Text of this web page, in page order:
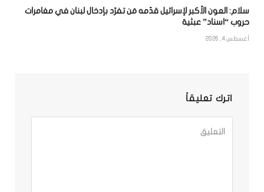
سلام: العون الأكبر لإسرائيل قدّمه مَن تفرّد بإدخال لبنان في مغامرات
حروب “اسناد” عبثية
أغسطس 4, 2026
اترك تعليقاً